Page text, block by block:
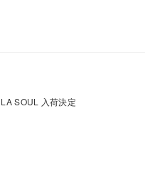
NIKE SB DUNK LOW DE LA SOUL 入荷決定